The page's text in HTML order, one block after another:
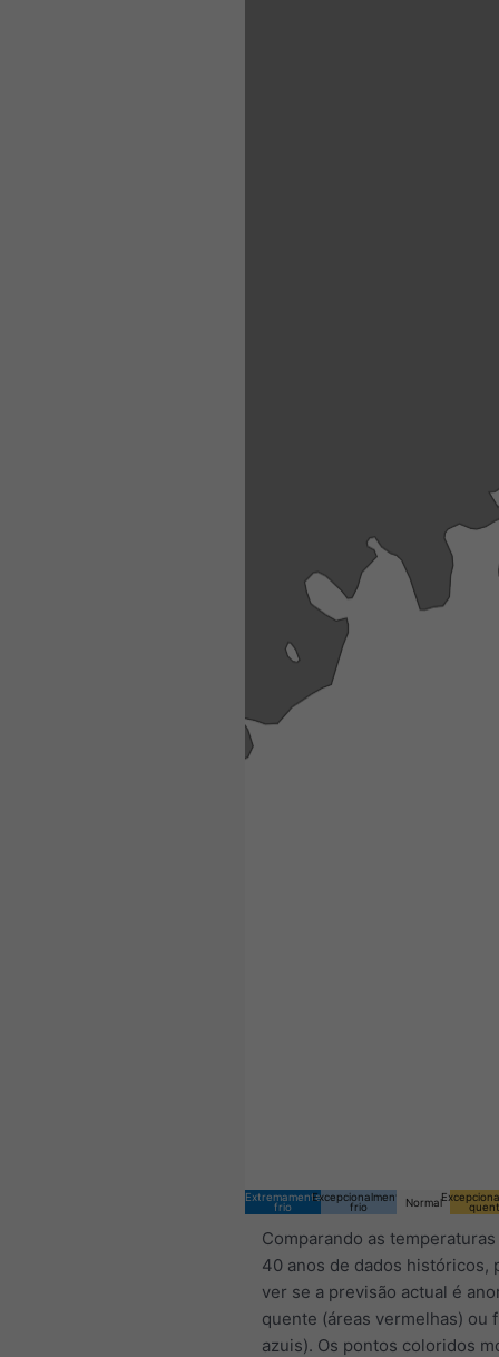
Extremamente
frio
Excepcionalmente
frio
Normal
Comparando as
40 anos de dados históricos,
ver se a previsão actual é
quente (áreas vermelhas) ou
azuis). Os pontos coloridos